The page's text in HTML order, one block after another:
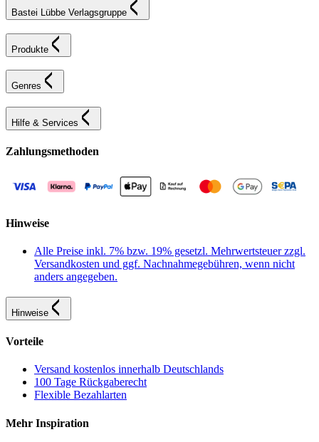
Bastei Lübbe Verlagsgruppe
Produkte
Genres
Hilfe & Services
Zahlungsmethoden
Hinweise
Alle Preise inkl. 7% bzw. 19% gesetzl. Mehrwertsteuer zzgl.
Versandkosten und ggf. Nachnahmegebühren, wenn nicht
anders angegeben.
Hinweise
Vorteile
Versand kostenlos innerhalb Deutschlands
100 Tage Rückgaberecht
Flexible Bezahlarten
Mehr Inspiration